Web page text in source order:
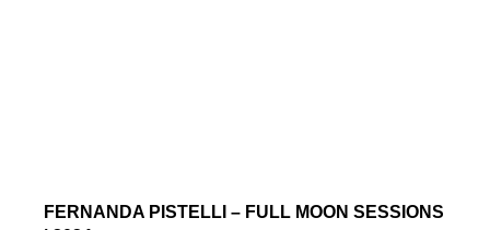
FERNANDA PISTELLI – FULL MOON SESSIONS